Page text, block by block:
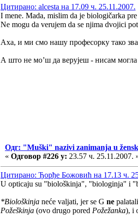
Цитирано: alcesta на 17.09 ч. 25.11.2007.
I mene. Mada, mislim da je biologičarka
Ne mogu da verujem da se njima dvojici
Аха, и ми смо нашу професорку тако
А што не мо’ш да верујеш - нисам могла
Одг: "Muški" nazivi zanimanja u
« Одговор #226 у: 23.57 ч. 25.11.2007.
Цитирано: Ђорђе Божовић на 17.13 ч.
U opticaju su "biološkinja", "biologinja" i
*Biološkinja neće valjati, jer se G ne
Požeškinja (ovo drugo pored Požežanka), i